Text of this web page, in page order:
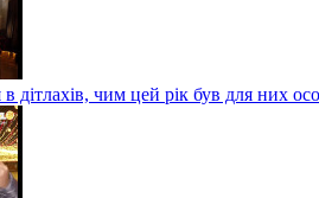
в дітлахів, чим цей рік був для них